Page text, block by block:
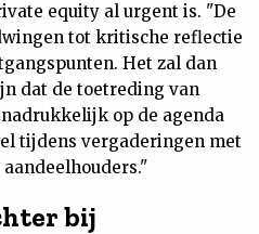
equity al urgent is. "De
tot kritische reflectie
Het zal dan
dat de toetreding van
op de agenda
tijdens vergaderingen met
bij